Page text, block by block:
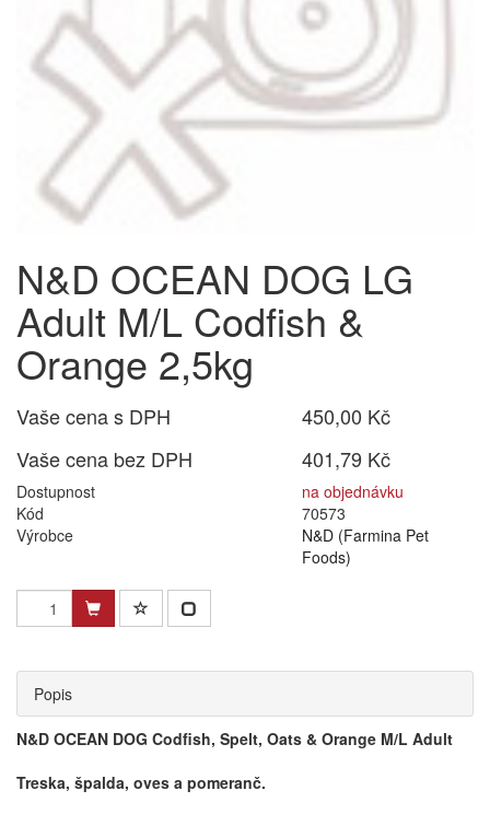
N&D OCEAN DOG LG
Adult M/L Codfish &
Orange 2,5kg
Vaše cena s DPH
450,00 Kč
Vaše cena bez DPH
401,79 Kč
Dostupnost
na objednávku
Kód
70573
Výrobce
N&D (Farmina Pet
Foods)
Popis
N&D OCEAN DOG Codfish, Spelt, Oats & Orange M/L Adult
Treska, špalda, oves a pomeranč.